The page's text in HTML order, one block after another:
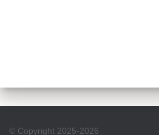
© Copyright 2025-2026